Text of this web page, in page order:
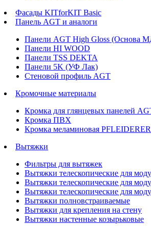
Фасады KITforKIT Basic
Панель AGT и аналоги
Панели AGT High Gloss (Основа
Панели HI WOOD
Панели TSS DEKTA
Панели 5K (УФ Лак)
Стеновой профиль AGT
Кромочные материалы
Кромка для глянцевых панелей
Кромка ПВХ
Кромка меламиновая
Вытяжки
Фильтры для вытяжек
Вытяжки телескопические для
Вытяжки телескопические для
Вытяжки телескопические для
Вытяжки полновстраиваемые
Вытяжки для крепления на стену
Вытяжки настенные козырьковые